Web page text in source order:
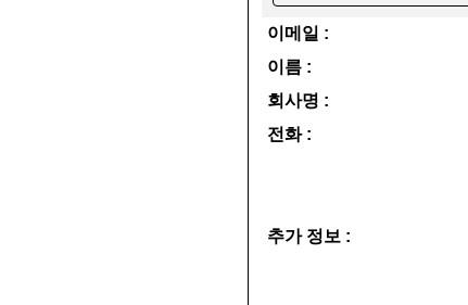
이메일 :
이름 :
회사명 :
전화 :
추가 정보 :